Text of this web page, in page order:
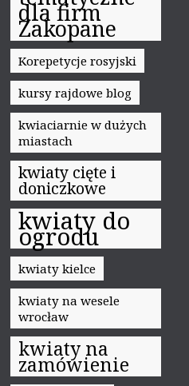
dla firm
Zakopane
Korepetycje rosyjski
kursy rajdowe blog
kwiaciarnie w dużych
miastach
kwiaty cięte i
doniczkowe
kwiaty do
ogrodu
kwiaty kielce
kwiaty na wesele
wrocław
kwiaty na
zamówienie